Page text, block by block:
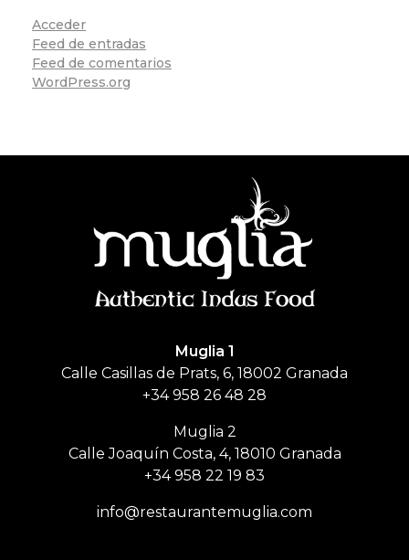
Acceder
Feed de entradas
Feed de comentarios
WordPress.org
Muglia 1
Calle Casillas de Prats, 6, 18002 Granada
+34 958 26 48 28
Muglia 2
Calle Joaquín Costa, 4, 18010 Granada
+34 958 22 19 83
info@restaurantemuglia.com